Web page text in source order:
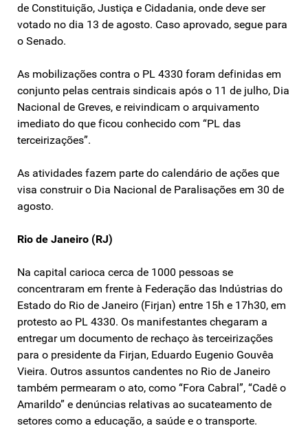
de Constituição, Justiça e Cidadania, onde deve ser
votado no dia 13 de agosto. Caso aprovado, segue para
o Senado.
As mobilizações contra o PL 4330 foram definidas em
conjunto pelas centrais sindicais após o 11 de julho, Dia
Nacional de Greves, e reivindicam o arquivamento
imediato do que ficou conhecido com “PL das
terceirizações”.
As atividades fazem parte do calendário de ações que
visa construir o Dia Nacional de Paralisações em 30 de
agosto.
Rio de Janeiro (RJ)
Na capital carioca cerca de 1000 pessoas se
concentraram em frente à Federação das Indústrias do
Estado do Rio de Janeiro (Firjan) entre 15h e 17h30, em
protesto ao PL 4330. Os manifestantes chegaram a
entregar um documento de rechaço às terceirizações
para o presidente da Firjan, Eduardo Eugenio Gouvêa
Vieira. Outros assuntos candentes no Rio de Janeiro
também permearam o ato, como “Fora Cabral”, “Cadê o
Amarildo” e denúncias relativas ao sucateamento de
setores como a educação, a saúde e o transporte.